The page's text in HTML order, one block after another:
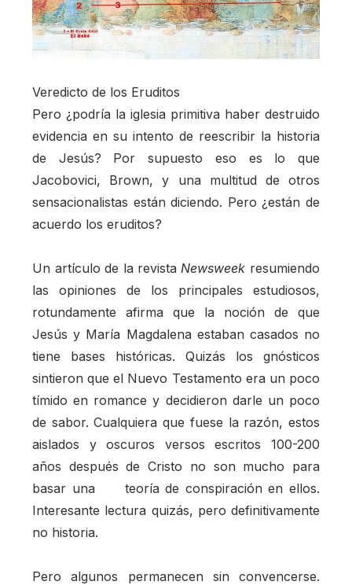
Veredicto de los Eruditos
Pero ¿podría la iglesia primitiva haber destruido
evidencia en su intento de reescribir la historia
de Jesús? Por supuesto eso es lo que
Jacobovici, Brown, y una multitud de otros
sensacionalistas están diciendo. Pero ¿están de
acuerdo los eruditos?
Un artículo de la revista Newsweek resumiendo
las opiniones de los principales estudiosos,
rotundamente afirma que la noción de que
Jesús y María Magdalena estaban casados no
tiene bases históricas. Quizás los gnósticos
sintieron que el Nuevo Testamento era un poco
tímido en romance y decidieron darle un poco
de sabor. Cualquiera que fuese la razón, estos
aislados y oscuros versos escritos 100-200
años después de Cristo no son mucho para
basar una teoría de conspiración en ellos.
Interesante lectura quizás, pero definitivamente
no historia.
Pero algunos permanecen sin convencerse.